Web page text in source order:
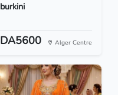
burkini
DA5600 Alger Centre